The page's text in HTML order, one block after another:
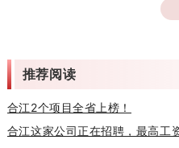
推荐阅读
合江2个项目全省上榜！
合江这家公司正在招聘，最高工